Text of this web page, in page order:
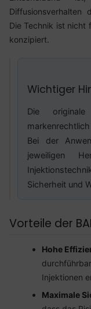
Diffusionsverhalten
Die Technik ist nicht
konzipiert.
Wichtiger
Die
Bei der
jeweiligen
Sicherheit und
Vorteile der
Hohe
Injektionen
Maximale